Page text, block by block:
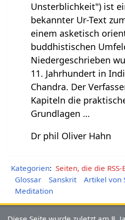
Unsterblichkeit") ist
bekannter Ur-Text
einem asketisch
buddhistischen
Niedergeschrieben
11. Jahrhundert in
Chandra. Der
Kapiteln die
Grundlagen …
Dr phil Oliver Hahn
Kategorien: Seiten, die die
Glossar
Sanskrit
Artikel von
Meditation